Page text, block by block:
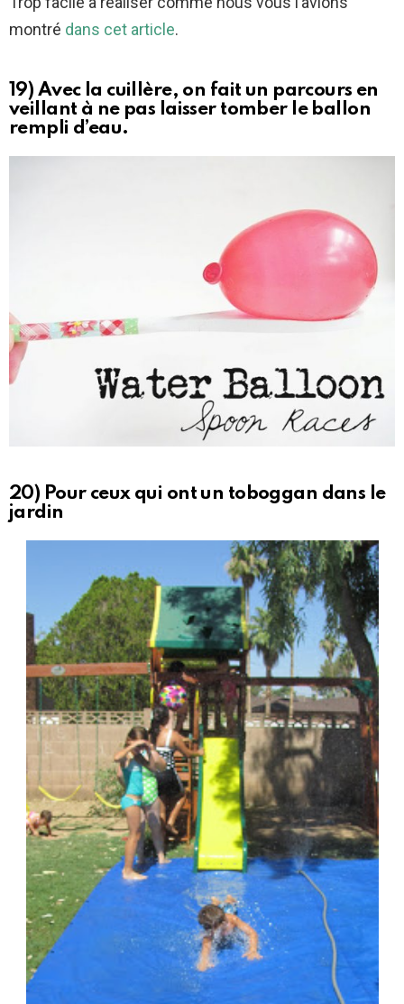
montré dans cet article.
19) Avec la cuillère, on fait un parcours en
veillant à ne pas laisser tomber le ballon
rempli d’eau.
20) Pour ceux qui ont un toboggan dans le
jardin